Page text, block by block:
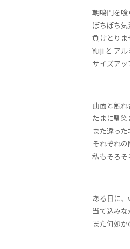
朝鳴門を喰
ぼちぼち
負けとりま
Yuji と ア
サイズア
曲面と触れ
たまに馴染
また違った
それぞれの
私もそろ
ある日に
当て込みな
また何処か